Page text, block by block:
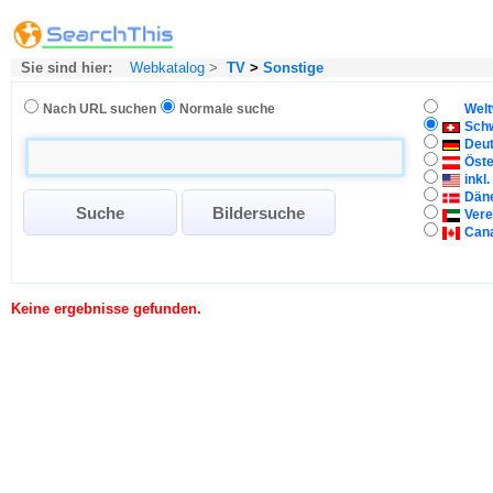
Sie sind hier: Webkatalog > TV > Sonstige
Nach URL suchen Normale suche
inkl.
Keine ergebnisse gefunden.